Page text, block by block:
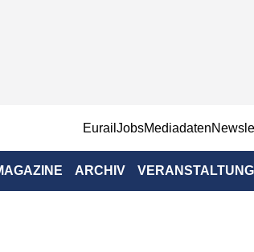
EurailJobsMediadaten
ARCHIV